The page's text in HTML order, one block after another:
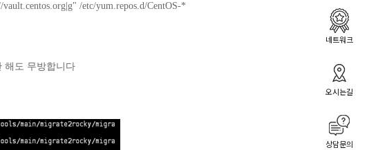
/etc/yum.repos.d/CentOS-*
해도 무방합니다
네트워크
오시는길
상담문의